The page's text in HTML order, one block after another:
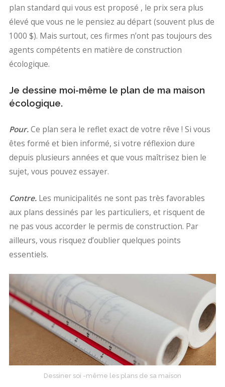
plan standard qui vous est proposé , le prix sera plus
élevé que vous ne le pensiez au départ (souvent plus de
1000 $). Mais surtout, ces firmes n’ont pas toujours des
agents compétents en matière de construction
écologique.
Je dessine moi-même le plan de ma maison
écologique.
Pour.Ce plan sera le reflet exact de votre rêve ! Si vous
êtes formé et bien informé, si votre réflexion dure
depuis plusieurs années et que vous maîtrisez bien le
sujet, vous pouvez essayer.
Contre. Les municipalités ne sont pas très favorables
aux plans dessinés par les particuliers, et risquent de
ne pas vous accorder le permis de construction. Par
ailleurs, vous risquez d’oublier quelques points
essentiels.
Dessiner soi -même les plans de sa maison